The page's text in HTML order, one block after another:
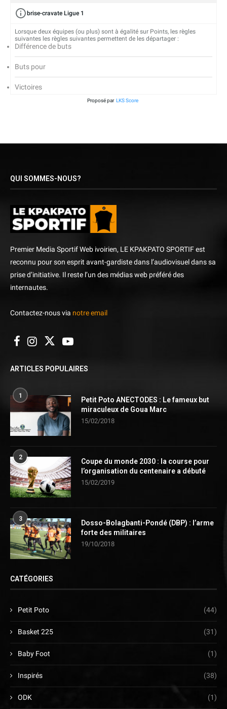
brise-cravate Ligue 1
Lorsque deux équipes (ou plus) sont à égalité sur Points, les règles
suivantes les règles suivantes permettent de les départager :
Différence de buts
Buts pour
Victoires
Proposé par LKS Score
QUI SOMMES-NOUS?
Premier Media Sportif Web ivoirien, LE KPAKPATO SPORTIF est
reconnu pour son esprit avant-gardiste dans l’audiovisuel dans sa
prise d’initiative. Il reste l’un des médias web préféré des
internautes.
Contactez-nous via notre email
ARTICLES POPULAIRES
1
Petit Poto ANECTODES : Le fameux but
miraculeux de Goua Marc
15/02/2018
2
Coupe du monde 2030 : la course pour
l’organisation du centenaire a débuté
15/02/2019
3
Dosso-Bolagbanti-Pondé (DBP) : l’arme
forte des militaires
19/10/2018
CATÉGORIES
Petit Poto (44)
Basket 225 (31)
Baby Foot (1)
Inspirés (38)
ODK (1)